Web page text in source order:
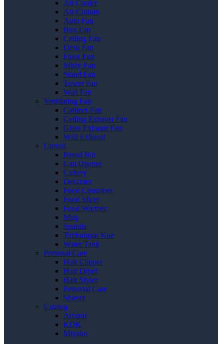
Air Cooler
Air Curtain
Auto Fan
Box Fan
Ceiling Fan
Desk Fan
Floor Fan
Misty Fan
Stand Fan
Tower Fan
Wall Fan
Ventilating Fan
Cabinet Fan
Ceiling Exhaust Fan
Glass Exhaust Fan
Wall Exhaust
Utensil
Bread Bin
Can Opener
Cutlery
Decanter
Food Container
Food Slicer
Food Warmer
Mug
Spatula
Timbangan Kue
Water Tank
Personal Care
Hair Clipper
Hair Dryer
Hair Styler
Personal Care
Shaver
Catalog
Ariston
KDK
Miyako